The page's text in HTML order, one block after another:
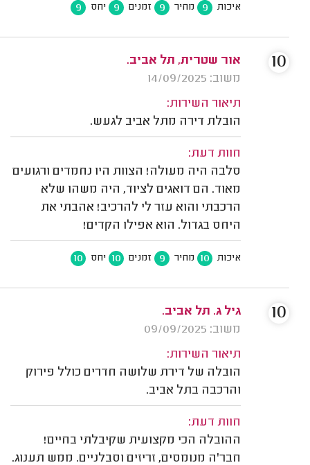
איכות 9 מחיר 9 זמנים 9 יחס 9
אור שטרית, תל אביב.
משוב: 14/09/2025
תיאור השירות:
הובלת דירה מתל אביב לגעש.
חוות דעת:
סלבה היה מעולה! הצוות היו נחמדים ורגועים
מאוד. הם דואגים לציוד, היה משהו שלא
הרכבתי והוא עזר לי להרכיב! אהבתי את
היחס בגדול. הוא אפילו הקדים!
איכות 10 מחיר 9 זמנים 10 יחס 10
10
גיל ג. תל אביב.
משוב: 09/09/2025
תיאור השירות:
הובלה של דירת שלושה חדרים כולל פירוק
והרכבה בתל אביב.
חוות דעת:
ההובלה הכי מקצועית שקיבלתי בחיים!
חבר'ה מנומסים, זריזים וסבלניים. ממש תענוג.
10